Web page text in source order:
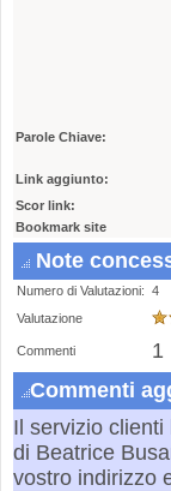
Parole Chiave:
Link aggiunto:
Scor link:
Bookmark site
Note
Numero di Valutazioni: 4
Valutazione
Commenti
1
Commenti
Il servizio
di Beatrice
vostro indirizzo